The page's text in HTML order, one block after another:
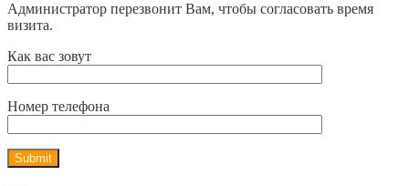
Администратор перезвонит Вам, чтобы согласовать время
визита.
Как вас зовут
Номер телефона